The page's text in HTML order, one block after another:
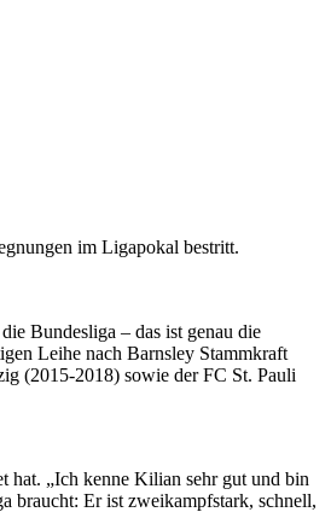
im Ligapokal bestritt.
Bundesliga – das ist genau die
Leihe nach Barnsley Stammkraft
(2015-2018) sowie der FC St. Pauli
hat. „Ich kenne Kilian sehr gut und bin
braucht: Er ist zweikampfstark, schnell,